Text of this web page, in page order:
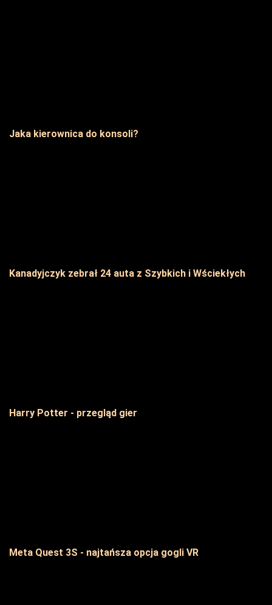
Jaka kierownica do konsoli?
Kanadyjczyk zebrał 24 auta z Szybkich i Wściekłych
Harry Potter - przegląd gier
Meta Quest 3S - najtańsza opcja gogli VR